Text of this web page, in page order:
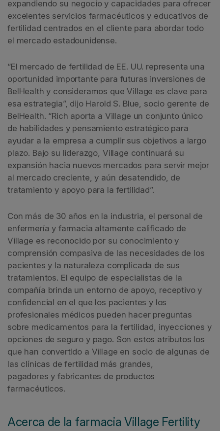
expandiendo su negocio y capacidades para ofrecer
excelentes servicios farmacéuticos y educativos de
fertilidad centrados en el cliente para abordar todo
el mercado estadounidense.
“El mercado de fertilidad de EE. UU. representa una
oportunidad importante para futuras inversiones de
BelHealth y consideramos que Village es clave para
esa estrategia”, dijo Harold S. Blue, socio gerente de
BelHealth. “Rich aporta a Village un conjunto único
de habilidades y pensamiento estratégico para
ayudar a la empresa a cumplir sus objetivos a largo
plazo. Bajo su liderazgo, Village continuará su
expansión hacia nuevos mercados para servir mejor
al mercado creciente, y aún desatendido, de
tratamiento y apoyo para la fertilidad”.
Con más de 30 años en la industria, el personal de
enfermería y farmacia altamente calificado de
Village es reconocido por su conocimiento y
comprensión compasiva de las necesidades de los
pacientes y la naturaleza complicada de sus
tratamientos. El equipo de especialistas de la
compañía brinda un entorno de apoyo, receptivo y
confidencial en el que los pacientes y los
profesionales médicos pueden hacer preguntas
sobre medicamentos para la fertilidad, inyecciones y
opciones de seguro y pago. Son estos atributos los
que han convertido a Village en socio de algunas de
las clínicas de fertilidad más grandes,
pagadores y fabricantes de productos
farmacéuticos.
Acerca de la farmacia Village Fertility